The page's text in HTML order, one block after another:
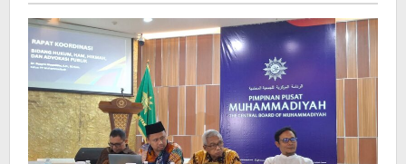
sebagai
Bencana
Nasional